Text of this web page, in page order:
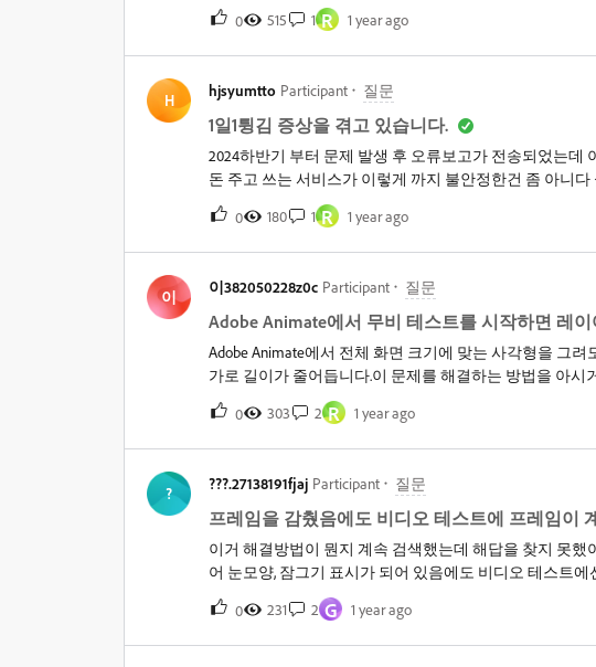
0 515 1 R 1 year ago
H
hjsyumtto Participant 질문
1일1튕김 증상을 겪고 있습니다.
2024하반기 부터 문제 발생 후 오류보고가 전송되었는데
돈 주고 쓰는 서비스가 이렇게 까지 불안정한건 좀 아니
쫌.&nbsp;- 컴퓨터 사양 및 환경: 윈도우11 / 인텔i5-14600 /
v24.0.8, 프리미어프로2025, 인터넷(유튜브)-프리미어/포
시 문제 없음.&nbsp;★튕김 증상(새로운 충돌상황 발생 시,
정을 되돌리기(ctrl+z) 할 시 &gt;&gt; 튕김.3. 카메라 레이
임 삽입(f6) &gt;&gt; 튕김.&nbsp;
0 180 1 R 1 year ago
이
이382050228z0c Participant 질문
Adobe Animate에서 무비 테스트를 시작하면 레
Adobe Animate에서 전체 화면 크기에 맞는 사각형을 그
가로 길이가 줄어듭니다.이 문제를 해결하는 방법을 아
주시면 정말 감사하겠습니다.&nbsp;
0
303 2 R 1 year ago
?
???.27138191fjaj Participant 질문
프레임을 감췄음에도 비디오 테스트에 프레임이
이거 해결방법이 뭔지 계속 검색했는데 해답을 찾지 못했
어 눈모양, 잠그기 표시가 되어 있음에도 비디오 테스트에
0 231 2 G 1 year ago